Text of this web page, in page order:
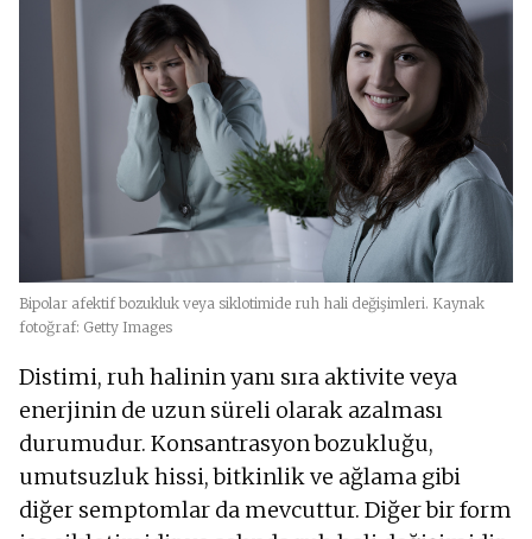
Bipolar afektif bozukluk veya siklotimide ruh hali değişimleri. Kaynak
fotoğraf: Getty Images
Distimi, ruh halinin yanı sıra aktivite veya
enerjinin de uzun süreli olarak azalması
durumudur. Konsantrasyon bozukluğu,
umutsuzluk hissi, bitkinlik ve ağlama gibi
diğer semptomlar da mevcuttur. Diğer bir form